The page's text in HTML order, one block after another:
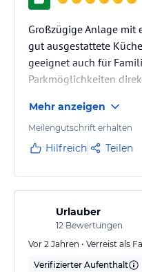
verbindlichen
Großzügige Anlage mit
gut ausgestattete
geeignet auch für
Parkmöglichkeiten
Mehr anzeigen
Meilengutschrift erhalten
Hilfreich Teilen
Urlauber
12 Bewertungen
Vor 2 Jahren • Verreist als
Verifizierter Aufenthalt